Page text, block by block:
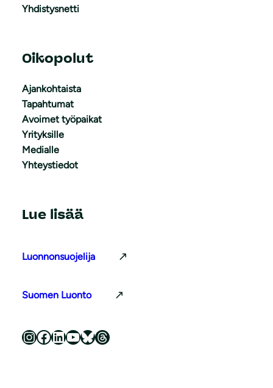
Yhdistysnetti
Oikopolut
Ajankohtaista
Tapahtumat
Avoimet työpaikat
Yrityksille
Medialle
Yhteystiedot
Lue lisää
Luonnonsuojelija
Suomen Luonto
Luonnonsuojeluliitto Instagramissa Luonnonsuojeluliitto Facebookissa Luonnonsuojeluliitto LinkedInissä Luonnonsuojeluliiton YouTube-kanava Luonnonsuojeluliitto Blueskyssa Luonnonsuojeluliitto Threadsissa